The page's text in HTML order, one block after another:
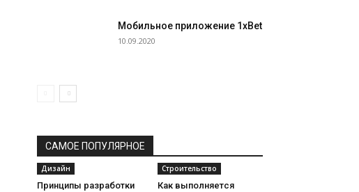
Мобильное приложение 1xBet
10.09.2020
САМОЕ ПОПУЛЯРНОЕ
Дизайн
Принципы разработки
Строительство
Как выполняется